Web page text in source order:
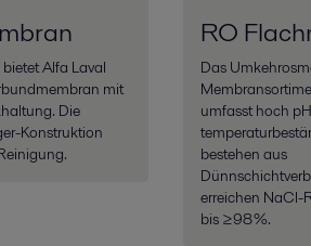
Alfa Laval
mit
Die
Konstruktion
RO
Das
umfasst hoch
bestehen aus
erreichen NaCl-
bis ≥98 %.